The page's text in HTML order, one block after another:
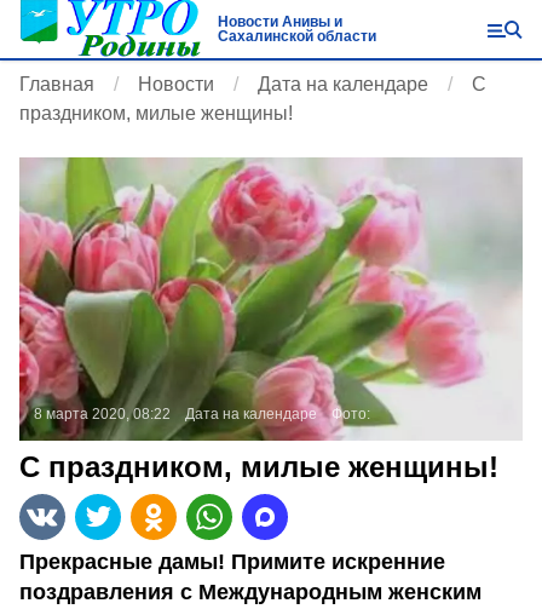
Новости Анивы и
Сахалинской области
Главная Новости Дата на календаре
С
праздником, милые женщины!
8 марта 2020, 08:22 Дата на календаре Фото:
С праздником, милые женщины!
Прекрасные дамы! Примите искренние
поздравления с Международным женским